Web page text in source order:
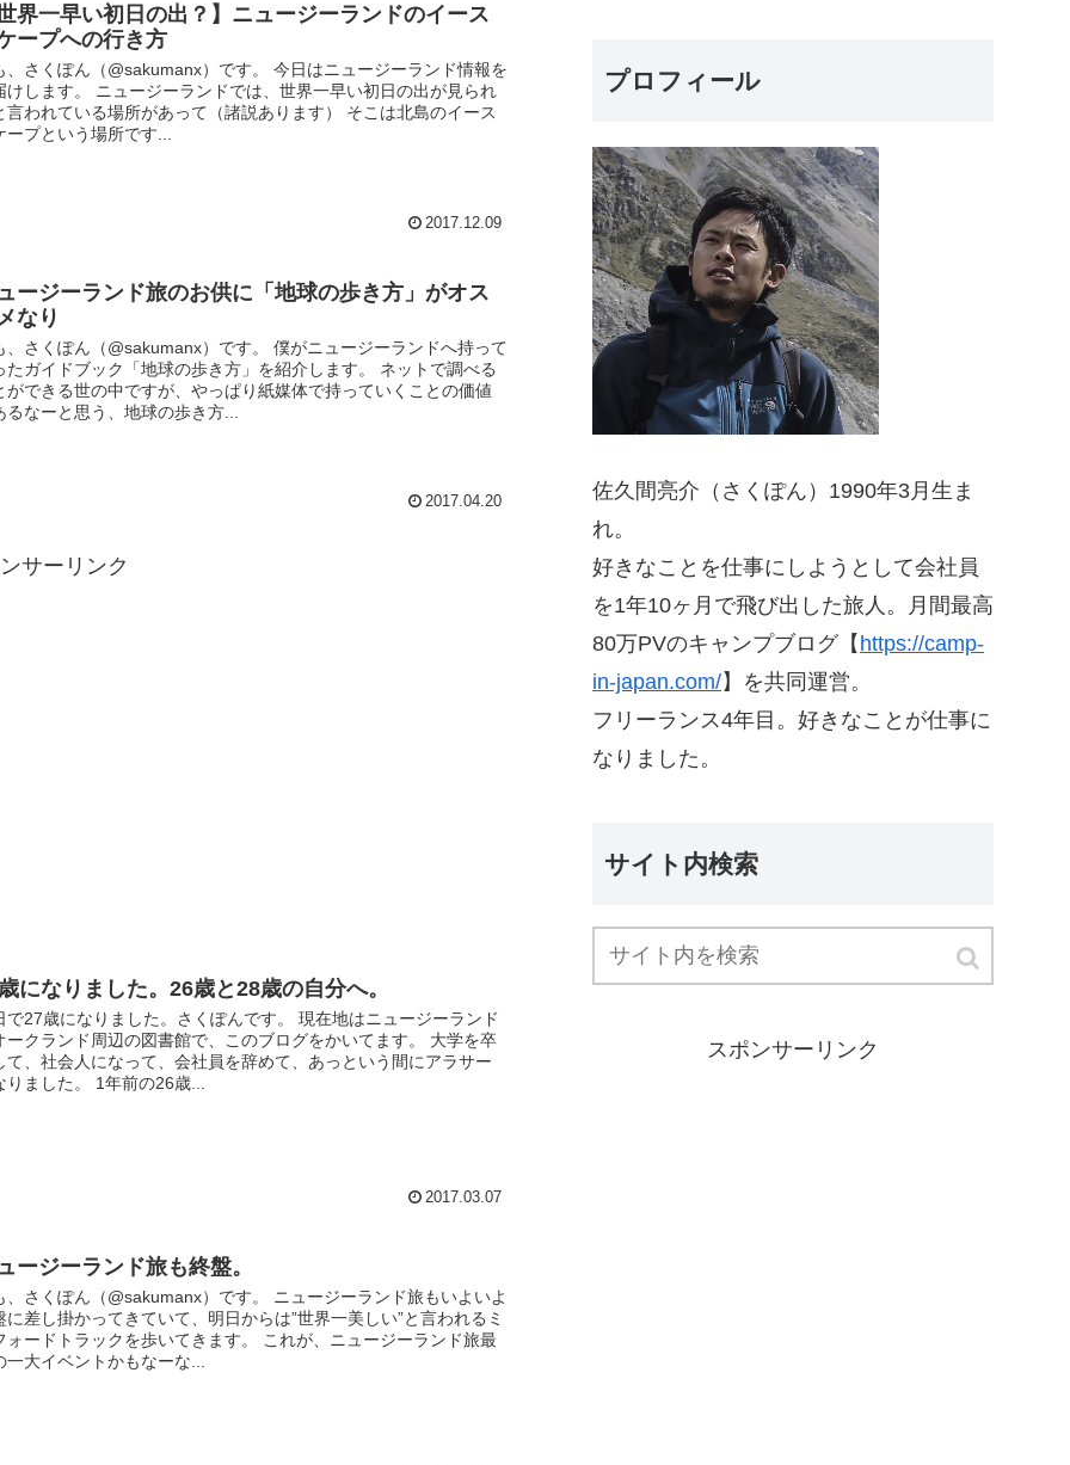
界一早い初日の出？】ニュージーランドのイース
ープへの行き方
、さくぽん（@sakumanx）です。 今日はニュージーランド情報を
けします。 ニュージーランドでは、世界一早い初日の出が見られ
言われている場所があって（諸説あります） そこは北島のイース
ープという場所です...
2017.12.09
ージーランド旅のお供に「地球の歩き方」がオス
なり
、さくぽん（@sakumanx）です。 僕がニュージーランドへ持って
たガイドブック「地球の歩き方」を紹介します。 ネットで調べる
ができる世の中ですが、やっぱり紙媒体で持っていくことの価値
るなーと思う、地球の歩き方...
2017.04.20
サーリンク
になりました。26歳と28歳の自分へ。
で27歳になりました。さくぽんです。 現在地はニュージーランド
ークランド周辺の図書館で、このブログをかいてます。 大学を卒
て、社会人になって、会社員を辞めて、あっという間にアラサー
りました。 1年前の26歳...
2017.03.07
ージーランド旅も終盤。
、さくぽん（@sakumanx）です。 ニュージーランド旅もいよいよ
に差し掛かってきていて、明日からは”世界一美しい”と言われるミ
ォードトラックを歩いてきます。 これが、ニュージーランド旅最
一大イベントかもなーな...
プロフィール
佐久間亮介（さくぽん）1990年3月生ま
れ。
好きなことを仕事にしようとして会社員
を1年10ヶ月で飛び出した旅人。月間最高
80万PVのキャンプブログ【 https://camp-
in-japan.com/】を共同運営。
フリーランス4年目。好きなことが仕事に
なりました。
サイト内検索
スポンサーリンク